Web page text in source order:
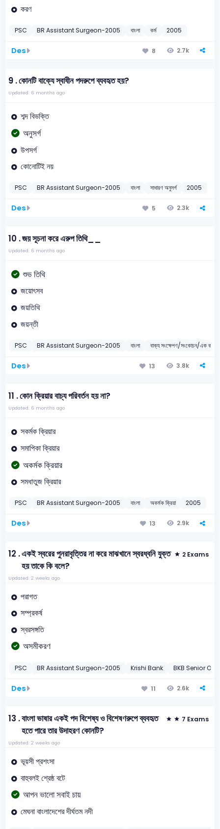
করণ
PSC BR Assistant Surgeon-2005 বাংলা কর্ম 2005
Des 8 2.7k
9 .কোনটি বাক্যে স্বাধীন পদরুপে ব্যবহৃত হয়?
Updated: 6 months ago
শব্দ বিভক্তি
অনুসর্গ
উপসর্গ
কোনোটিই নয়
PSC BR Assistant Surgeon-2005 বাংলা সাধারণ অনুসর্গ 2005
Des 5 2.3k
10 .জয় সূচনা করে এরুপ তিথি__
Updated: 6 months ago
শুভ তিথি
জয়োৎসব
জয়তিথি
জয়ন্তী
PSC BR Assistant Surgeon-2005 বাংলা বাক্য সংক্ষেপণ/সংকোচন/এক কথায়
Des 13 3.8k
11 .কোন ক্রিয়ার বাচ্য পরিবর্তন হয় না?
Updated: 6 months ago
সকর্মক ক্রিয়ার
সমাপিকা ক্রিয়ার
অকর্মক ক্রিয়ার
সমধাতুজ ক্রিয়ার
PSC BR Assistant Surgeon-2005 বাংলা অকর্মক ক্রিয়া 2005
Des 13 2.9k
12 .একই স্বরের পুনরাবৃত্তির না করে মাঝখানে স্বরধ্বনি যুক্ত
হয় তাকে কি বলে?
2 Exams
Updated: 2 weeks ago
পরাগত
সম্প্রকর্ষ
স্বরসঙ্গতি
অসমীকরণ
PSC BR Assistant Surgeon-2005 Krishi Bank BKB Senior
Des 11 2.6k
13 .বাংলা ভাষার একই পদ বিশেষ্য ও বিশেষণরুপে ব্যবহৃত
হতে পারে তার উদাহরণ কোনটি?
7 Exams
Updated: 2 weeks ago
ভূয়সী প্রশংসা
বাহুবলই শ্রেষ্ঠ বটে
আপন ভালো সবাই চায়
মেঘনা বাংলাদেশের দীর্ঘতম নদী